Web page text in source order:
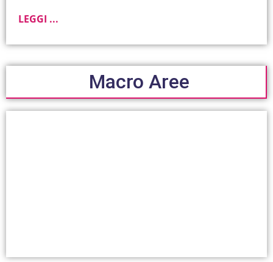
LEGGI ...
Macro Aree